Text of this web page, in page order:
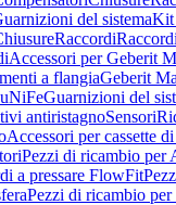
del sistemaKit
Raccordi
Accessori per Geberit
a flangiaGeberit
Guarnizioni del
antiristagnoSensori
Accessori per cassette
Pezzi di ricambio per
a pressare FlowFit
Pezzi di ricambio per